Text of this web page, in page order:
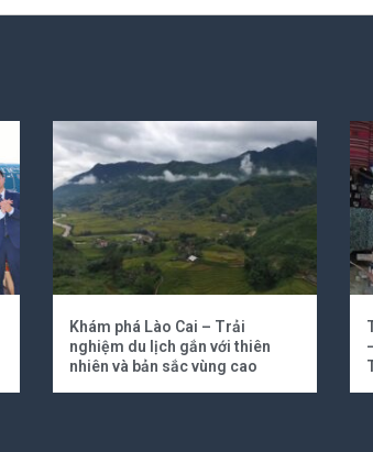
Khám phá Lào Cai – Trải
nghiệm du lịch gắn với thiên
nhiên và bản sắc vùng cao